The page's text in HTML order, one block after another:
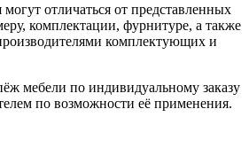
отличаться от представленных
комплектации, фурнитуре, а также
комплектующих и
мебели по индивидуальному заказу
по возможности её применения.